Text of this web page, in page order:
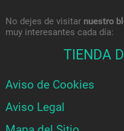
No dejes de visitar nuestro
muy interesantes cada día:
TIENDA
Aviso de Cookies
Aviso Legal